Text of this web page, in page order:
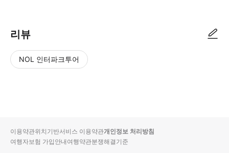
리뷰
NOL 인터파크투어
입니
다.
순
상
이용약관위치기반서비스 이용약관개인정보 처리방침
여행자보험 가입안내여행약관분쟁해결기준